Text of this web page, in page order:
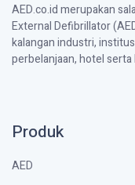
AED.co.id merupakan
External Defibrillator
kalangan industri,
perbelanjaan, hotel
Produk
AED